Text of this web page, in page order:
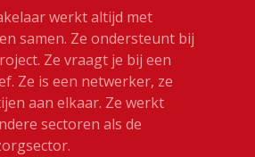
werkt altijd met
samen. Ze ondersteunt bij
Ze vraagt je bij een
Ze is een netwerker, ze
aan elkaar. Ze werkt
sectoren als de
Festivals &
Film & Podia
Galerie
Koren